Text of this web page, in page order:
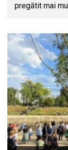
pregătit mai